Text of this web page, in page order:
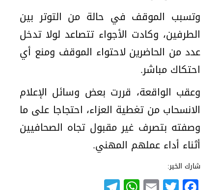
وتسبب الموقف في حالة من التوتر بين
الطرفين، وكادت الأجواء تتصاعد لولا تدخل
عدد من الحاضرين لاحتواء الموقف ومنع أي
احتكاك مباشر.
وعقب الواقعة، قررت بعض وسائل الإعلام
الانسحاب من تغطية العزاء، احتجاجا على ما
وصفته بتصرف غير مقبول تجاه الصحافيين
أثناء أداء عملهم المهني.
شارك الخبر: